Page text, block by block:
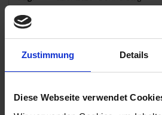
Zustimmung Details
Diese Webseite verwendet
Halbtagesausflug: Historisches
11.00 Uhr
02.07.2026 - Donnerstag
Halbtagesausflug: Spaziergang durch
17.30 Uhr